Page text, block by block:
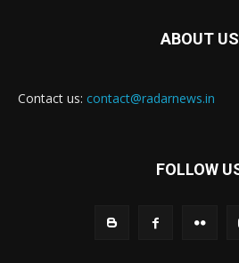
ABOUT US
Contact us: contact@radarnews.in
FOLLOW